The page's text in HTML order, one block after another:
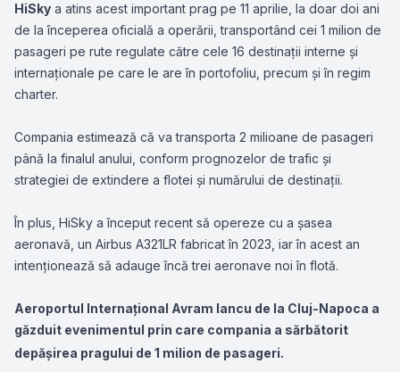
HiSky a atins acest important prag pe 11 aprilie, la doar doi ani
de la începerea oficială a operării, transportând cei 1 milion de
pasageri pe rute regulate către cele 16 destinații interne și
internaționale pe care le are în portofoliu, precum și în regim
charter.
Compania estimează că va transporta 2 milioane de pasageri
până la finalul anului, conform prognozelor de trafic și
strategiei de extindere a flotei și numărului de destinații.
În plus, HiSky a început recent să opereze cu a șasea
aeronavă, un Airbus A321LR fabricat în 2023, iar în acest an
intenționează să adauge încă trei aeronave noi în flotă.
Aeroportul Internațional Avram Iancu de la Cluj-Napoca a
găzduit evenimentul prin care compania a sărbătorit
depășirea pragului de 1 milion de pasageri.